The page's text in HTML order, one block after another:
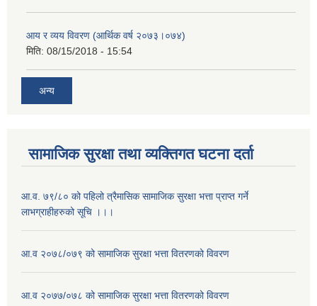
आय र व्यय विवरण (आर्थिक वर्ष २०७३।०७४)
मिति: 08/15/2018 - 15:54
अन्य
सामाजिक सुरक्षा तथा व्यक्तिगत घटना दर्ता
आ.व. ७९/८० को पहिलो त्रैमासिक सामाजिक सुरक्षा भत्ता प्राप्त गर्ने
लाभग्राहीहरुको सूचि ।।।
आ.व २०७८/०७९ को सामाजिक सुरक्षा भत्ता वितरणको विवरण
आ.व २०७७/०७८ को सामाजिक सुरक्षा भत्ता वितरणको विवरण